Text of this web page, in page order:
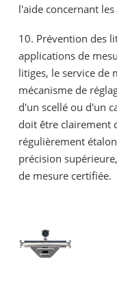
l'aide concernant
10. Prévention des
applications de
litiges, le service de
mécanisme de
d'un scellé ou d'un
doit être clairement
régulièrement
précision
de mesure certifiée.